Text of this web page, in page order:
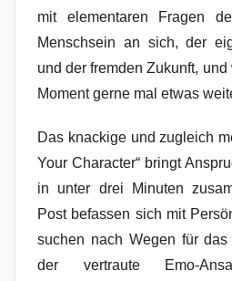
mit elementaren Fragen
Menschsein an sich, der
und der fremden Zukunft,
Moment gerne mal etwas
Das knackige und zugleich
Your Character“ bringt
in unter drei Minuten
Post befassen sich mit
suchen nach Wegen für
der vertraute Emo-